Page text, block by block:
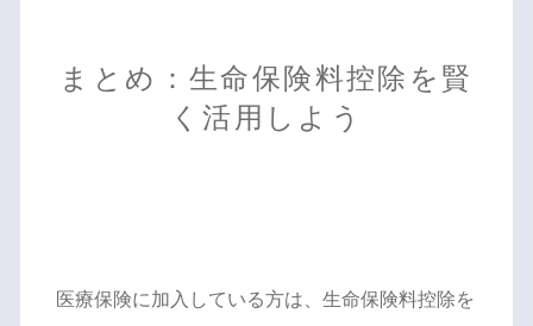
まとめ：生命保険料控除を賢
く活用しよう
医療保険に加入している方は、生命保険料控除を